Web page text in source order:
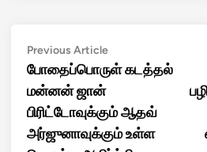
Post
navigation
Previous ArticlePrevious
article:
போதைப்பொருள் கடத்தல்
மன்னன் ஜான்
பிரிட்டோவுக்கும் ஆதவ்
அர்ஜுனாவுக்கும் உள்ள